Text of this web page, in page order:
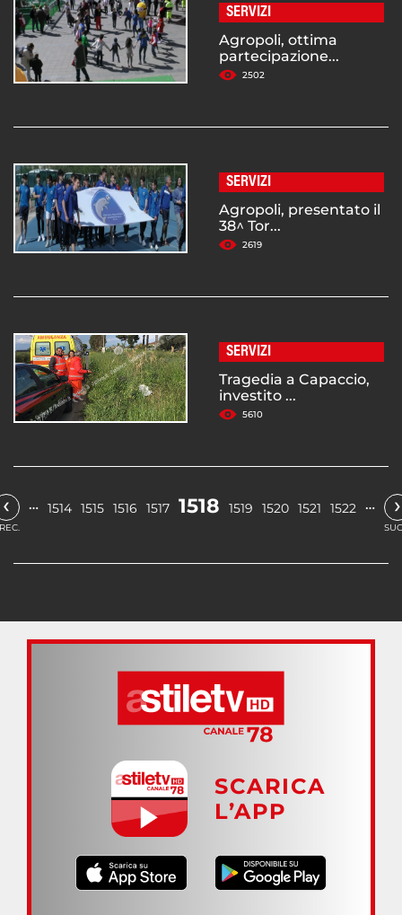
SERVIZI
Agropoli, ottima
partecipazione...
2502
SERVIZI
Agropoli, presentato il
38^ Tor...
2619
SERVIZI
Tragedia a Capaccio,
investito ...
5610
‹ … 1514 1515 1516 1517 1518 1519 1520 1521 1522 … ›
SCARICA
L’APP